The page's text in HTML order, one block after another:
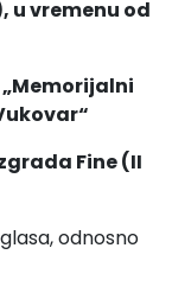
u vremenu od
Fine (II
odnosno